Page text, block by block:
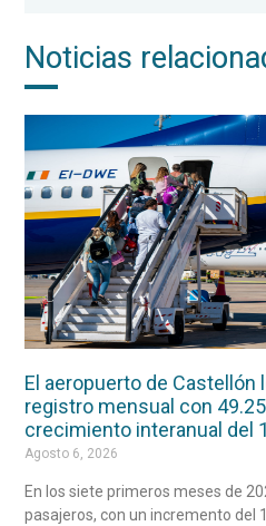
Noticias
El aeropuerto de
registro mensual con
crecimiento interanual del
Agosto 6, 2026
En los siete primeros meses de
pasajeros, con un incremento del